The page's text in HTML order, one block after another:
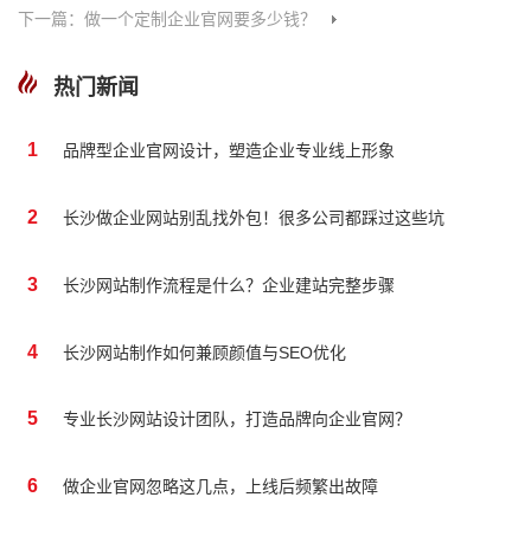
下一篇：做一个定制企业官网要多少钱？
热门新闻
1 品牌型企业官网设计，塑造企业专业线上形象
2 长沙做企业网站别乱找外包！很多公司都踩过这些坑
3 长沙网站制作流程是什么？企业建站完整步骤
4 长沙网站制作如何兼顾颜值与SEO优化
5 专业长沙网站设计团队，打造品牌向企业官网？
6 做企业官网忽略这几点，上线后频繁出故障